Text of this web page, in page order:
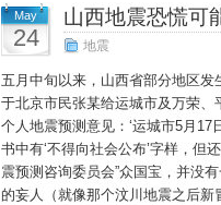
May
24
山西地震恐慌可
地震
五月中旬以来，山西省部分地区发
于北京市民张某给运城市及万荣
个人地震预测意见：‘运城市5月
书中有‘不得向社会公布’字样，但
震预测咨询委员会”众国宝，并没
的妄人（就像那个汶川地震之后